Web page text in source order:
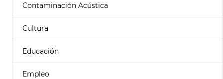
Contaminación Acústica
Cultura
Educación
Empleo